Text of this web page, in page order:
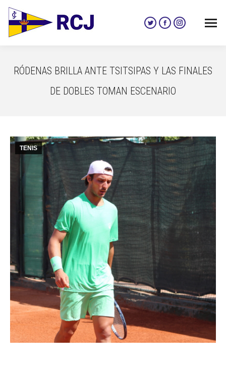
Twitter
in
new
window
Facebook
in
new
window
Instagram
in
new
RÓDENAS BRILLA ANTE TSITSIPAS Y LAS FINALES
DE DOBLES TOMAN ESCENARIO
TENIS